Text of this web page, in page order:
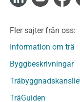
Limträ
Fanerträ
Fanerträ
Träpanel och
Träpanel och
Trägolv
Fler sajter från oss:
Information om trä
Byggbeskrivningar
TräGuiden